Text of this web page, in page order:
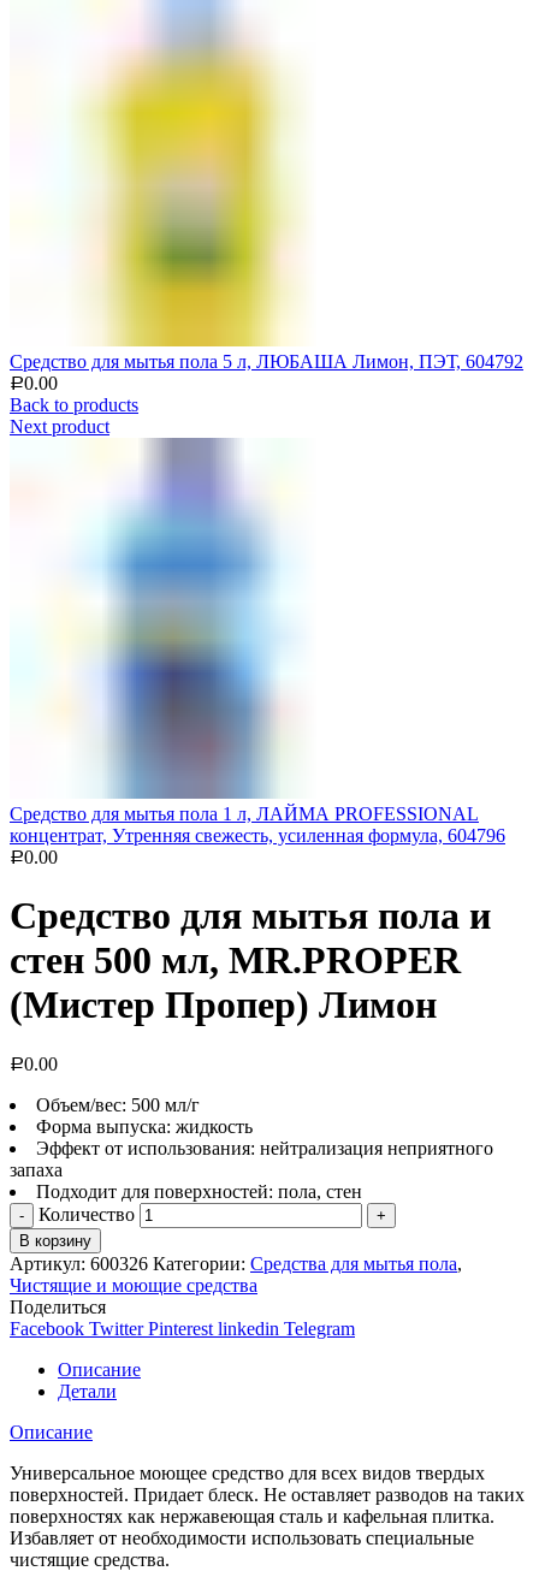
Средство для мытья пола 5 л, ЛЮБАША Лимон, ПЭТ, 604792
Р0.00
Back to products
Next product
Средство для мытья пола 1 л, ЛАЙМА PROFESSIONAL
концентрат, Утренняя свежесть, усиленная формула, 604796
Р0.00
Средство для мытья пола и
стен 500 мл, MR.PROPER
(Мистер Пропер) Лимон
Р0.00
Объем/вес: 500 мл/г
Форма выпуска: жидкость
Эффект от использования: нейтрализация неприятного
запаха
Подходит для поверхностей: пола, стен
Количество
В корзину
Артикул: 600326 Категории: Средства для мытья пола,
Чистящие и моющие средства
Поделиться
Facebook Twitter Pinterest linkedin Telegram
Описание
Детали
Описание
Универсальное моющее средство для всех видов твердых
поверхностей. Придает блеск. Не оставляет разводов на таких
поверхностях как нержавеющая сталь и кафельная плитка.
Избавляет от необходимости использовать специальные
чистящие средства.